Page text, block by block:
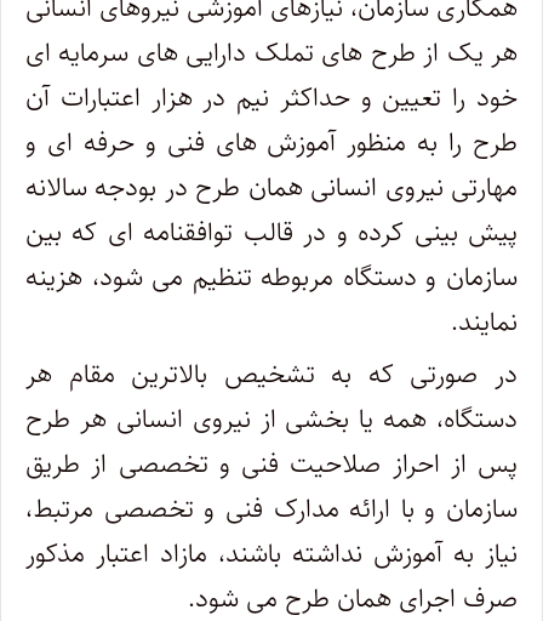
هر یک از طرح های تملک دارایی ­های سرمایه­ ای
خود را تعیین و حداکثر نیم در هزار اعتبارات آن
طرح را به منظور آموزش­ های فنی و حرفه­ ای و
مهارتی نیروی انسانی همان طرح در بودجه سالانه
پیش ­بینی کرده و در قالب توافقنامه­ ای که بین
سازمان و دستگاه مربوطه تنظیم می­ شود، هزینه
نمایند.
در صورتی که به تشخیص بالاترین مقام هر
دستگاه، همه یا بخشی از نیروی انسانی هر طرح
پس از احراز صلاحیت فنی و تخصصی از طریق
سازمان و با ارائه مدارک فنی و تخصصی مرتبط،
نیاز به آموزش نداشته باشند، مازاد اعتبار مذکور
صرف اجرای همان طرح می شود.